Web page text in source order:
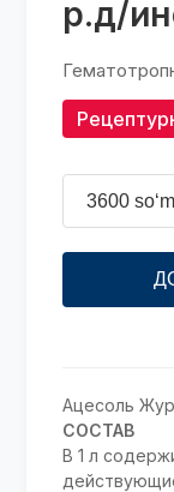
р.д/
Ацесоль
СОСТАВ
В 1 л